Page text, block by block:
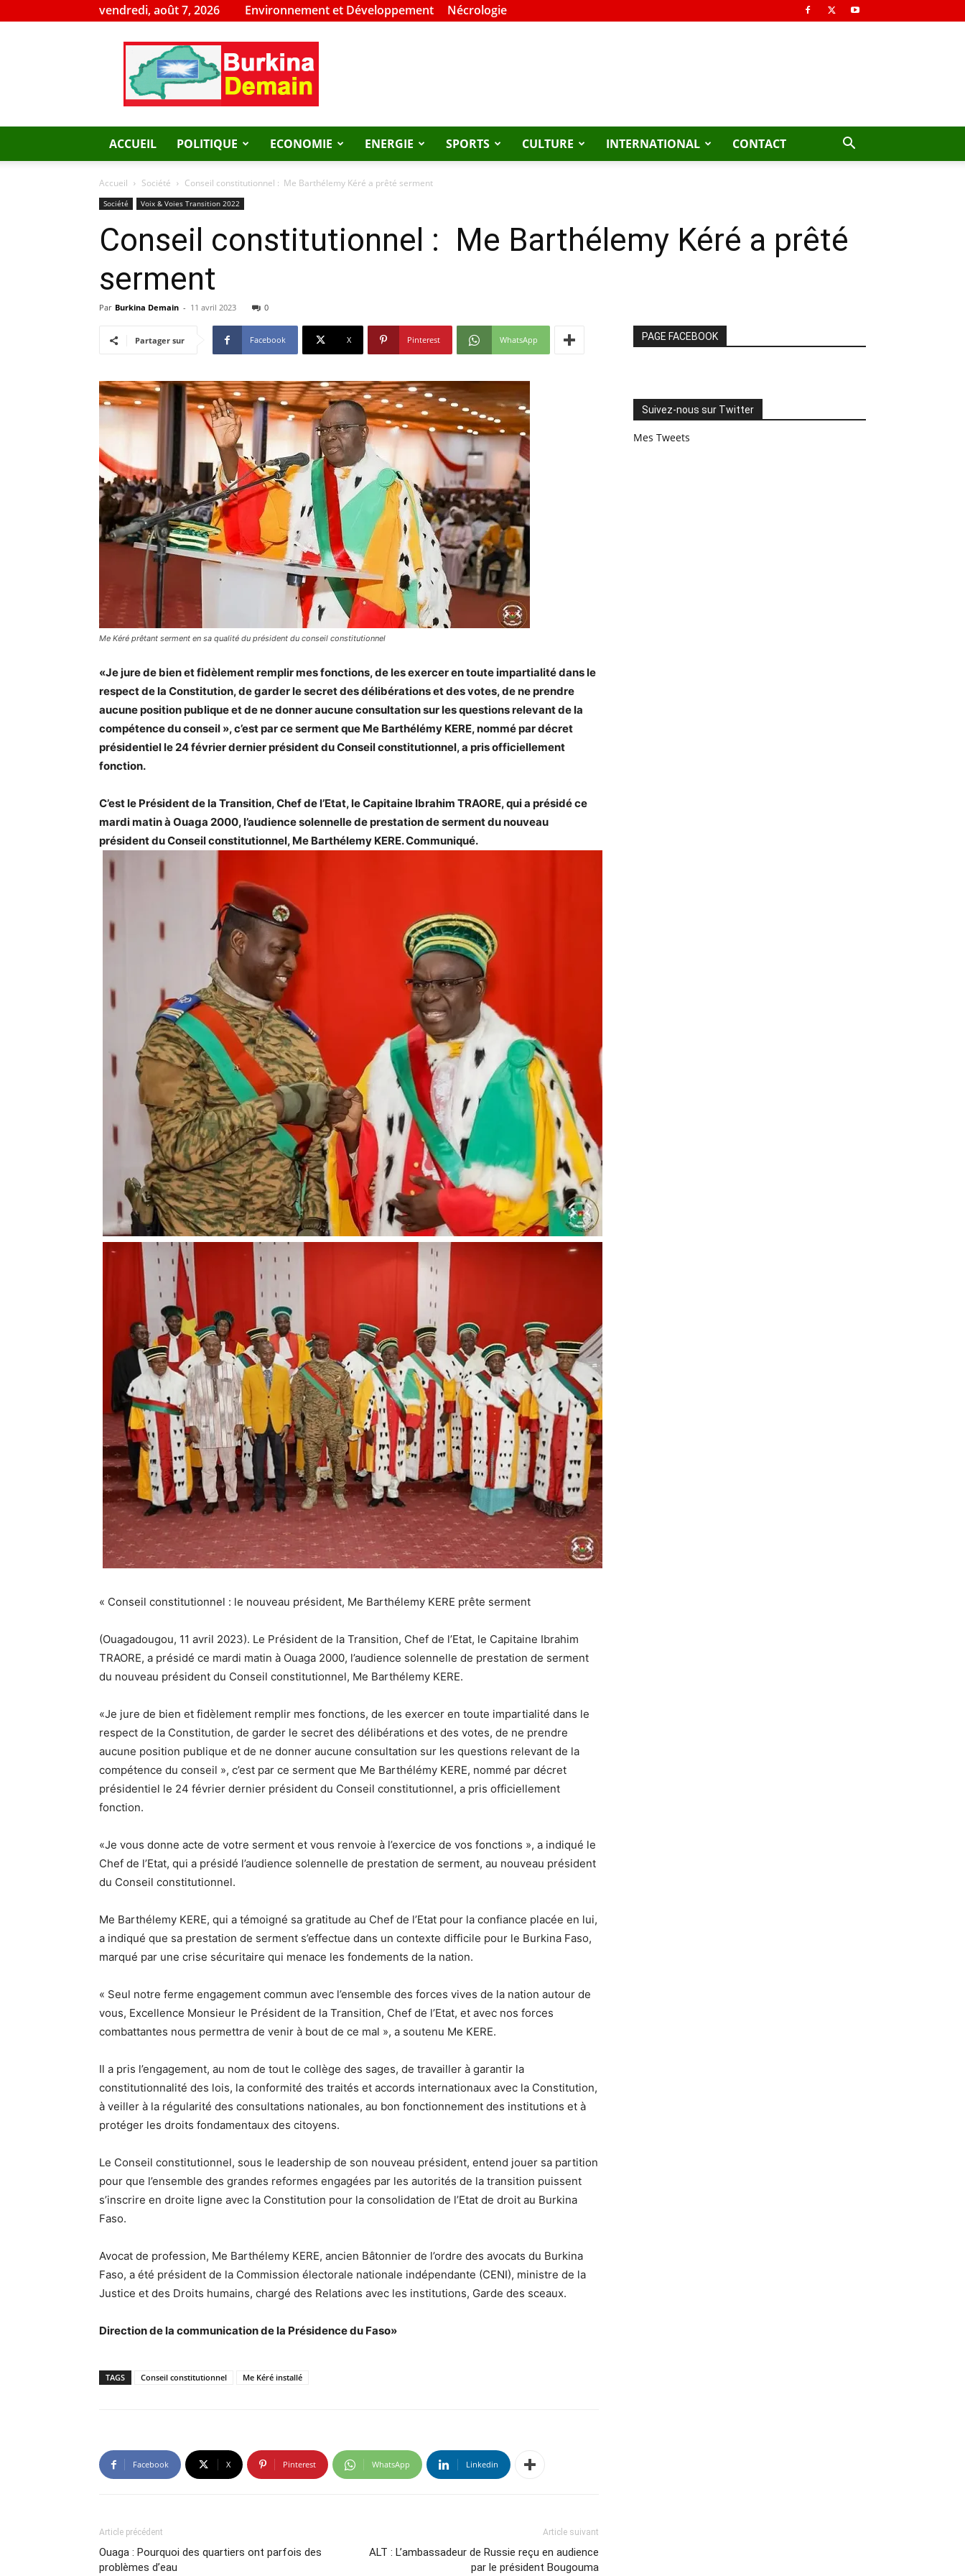
vendredi, août 7, 2026 Environnement et Développement Nécrologie
Burkina
Demain
ACCUEIL POLITIQUE ECONOMIE ENERGIE SPORTS CULTURE INTERNATIONAL CONTACT
Accueil Société Conseil constitutionnel : Me Barthélemy Kéré a prêté serment
Société Voix & Voies Transition 2022
Conseil constitutionnel : Me Barthélemy Kéré a prêté
serment
Par Burkina Demain - 11 avril 2023 0
Partager sur Facebook X Pinterest WhatsApp
Me Kéré prêtant serment en sa qualité du président du conseil constitutionnel
«Je jure de bien et fidèlement remplir mes fonctions, de les exercer en toute impartialité dans le
respect de la Constitution, de garder le secret des délibérations et des votes, de ne prendre
aucune position publique et de ne donner aucune consultation sur les questions relevant de la
compétence du conseil », c’est par ce serment que Me Barthélémy KERE, nommé par décret
présidentiel le 24 février dernier président du Conseil constitutionnel, a pris officiellement
fonction.
C’est le Président de la Transition, Chef de l’Etat, le Capitaine Ibrahim TRAORE, qui a présidé ce
mardi matin à Ouaga 2000, l’audience solennelle de prestation de serment du nouveau
président du Conseil constitutionnel, Me Barthélemy KERE. Communiqué.
« Conseil constitutionnel : le nouveau président, Me Barthélemy KERE prête serment
(Ouagadougou, 11 avril 2023). Le Président de la Transition, Chef de l’Etat, le Capitaine Ibrahim
TRAORE, a présidé ce mardi matin à Ouaga 2000, l’audience solennelle de prestation de serment
du nouveau président du Conseil constitutionnel, Me Barthélemy KERE.
«Je jure de bien et fidèlement remplir mes fonctions, de les exercer en toute impartialité dans le
respect de la Constitution, de garder le secret des délibérations et des votes, de ne prendre
aucune position publique et de ne donner aucune consultation sur les questions relevant de la
compétence du conseil », c’est par ce serment que Me Barthélémy KERE, nommé par décret
présidentiel le 24 février dernier président du Conseil constitutionnel, a pris officiellement
fonction.
«Je vous donne acte de votre serment et vous renvoie à l’exercice de vos fonctions », a indiqué le
Chef de l’Etat, qui a présidé l’audience solennelle de prestation de serment, au nouveau président
du Conseil constitutionnel.
Me Barthélemy KERE, qui a témoigné sa gratitude au Chef de l’Etat pour la confiance placée en lui,
a indiqué que sa prestation de serment s’effectue dans un contexte difficile pour le Burkina Faso,
marqué par une crise sécuritaire qui menace les fondements de la nation.
« Seul notre ferme engagement commun avec l’ensemble des forces vives de la nation autour de
vous, Excellence Monsieur le Président de la Transition, Chef de l’Etat, et avec nos forces
combattantes nous permettra de venir à bout de ce mal », a soutenu Me KERE.
Il a pris l’engagement, au nom de tout le collège des sages, de travailler à garantir la
constitutionnalité des lois, la conformité des traités et accords internationaux avec la Constitution,
à veiller à la régularité des consultations nationales, au bon fonctionnement des institutions et à
protéger les droits fondamentaux des citoyens.
Le Conseil constitutionnel, sous le leadership de son nouveau président, entend jouer sa partition
pour que l’ensemble des grandes reformes engagées par les autorités de la transition puissent
s’inscrire en droite ligne avec la Constitution pour la consolidation de l’Etat de droit au Burkina
Faso.
Avocat de profession, Me Barthélemy KERE, ancien Bâtonnier de l’ordre des avocats du Burkina
Faso, a été président de la Commission électorale nationale indépendante (CENI), ministre de la
Justice et des Droits humains, chargé des Relations avec les institutions, Garde des sceaux.
Direction de la communication de la Présidence du Faso»
TAGS Conseil constitutionnel Me Kéré installé
Facebook X Pinterest WhatsApp Linkedin
Article précédent
Ouaga : Pourquoi des quartiers ont parfois des
problèmes d’eau
Article suivant
ALT : L’ambassadeur de Russie reçu en audience
par le président Bougouma
PAGE FACEBOOK
Suivez-nous sur Twitter
Mes Tweets